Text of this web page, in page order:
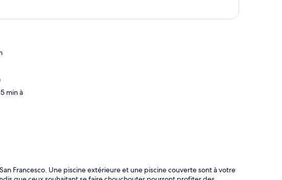
min à
Francesco. Une piscine extérieure et une piscine couverte sont à votre